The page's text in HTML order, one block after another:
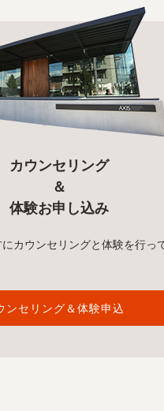
カウンセリング
＆
体験お申し込み
カウンセリングと体験を行っ
ンセリング＆体験申込